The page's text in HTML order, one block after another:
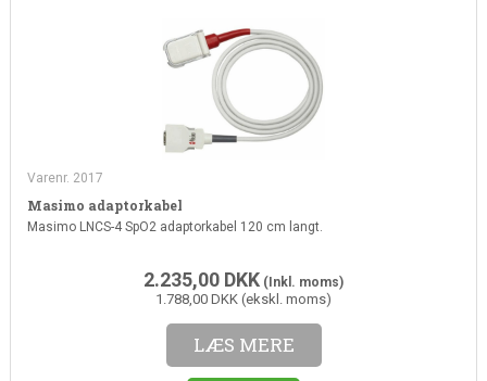
Varenr. 2017
Masimo adaptorkabel
Masimo LNCS-4 SpO2 adaptorkabel 120 cm langt.
2.235,00 DKK (Inkl. moms)
1.788,00 DKK (ekskl. moms)
LÆS MERE